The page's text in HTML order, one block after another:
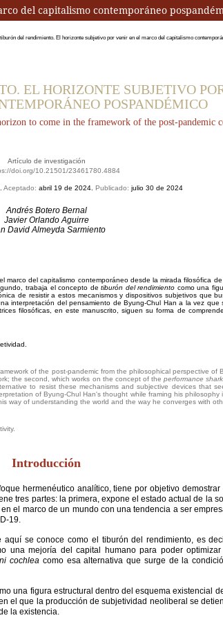
del capitalismo contemporáneo